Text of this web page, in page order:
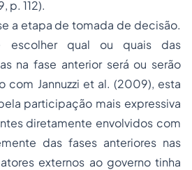
p. 112).
a etapa de tomada de decisão.
qual ou quais das
na fase anterior será ou serão
com Jannuzzi et al. (2009), esta
participação mais expressiva
diretamente envolvidos com
das fases anteriores nas
externos ao governo tinha